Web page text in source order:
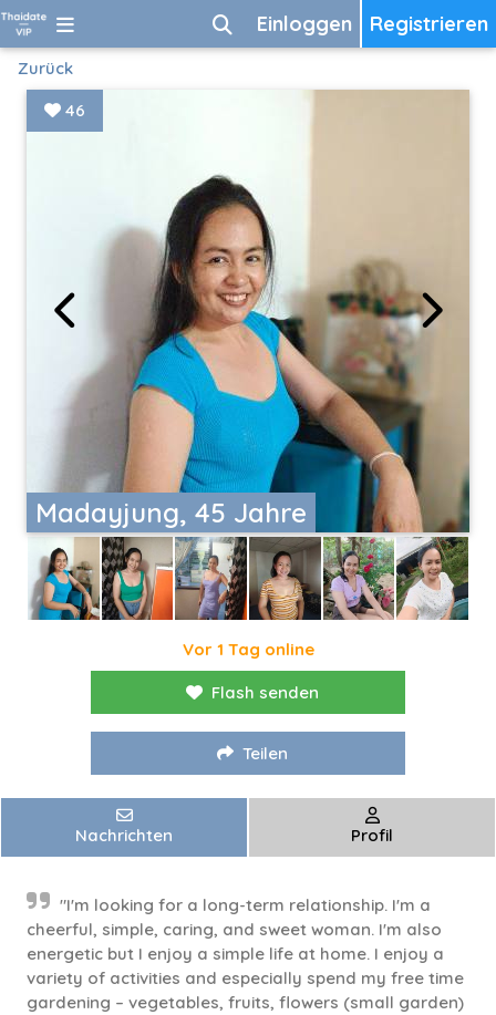
Registrieren
Einloggen
Zurück
Madayjung, 45 Jahre
46
Vor 1 Tag online
Flash senden
Teilen
Nachrichten Profil
"I'm looking for a long-term relationship. I'm a
cheerful, simple, caring, and sweet woman. I'm also
energetic but I enjoy a simple life at home. I enjoy a
variety of activities and especially spend my free time
gardening – vegetables, fruits, flowers (small garden)